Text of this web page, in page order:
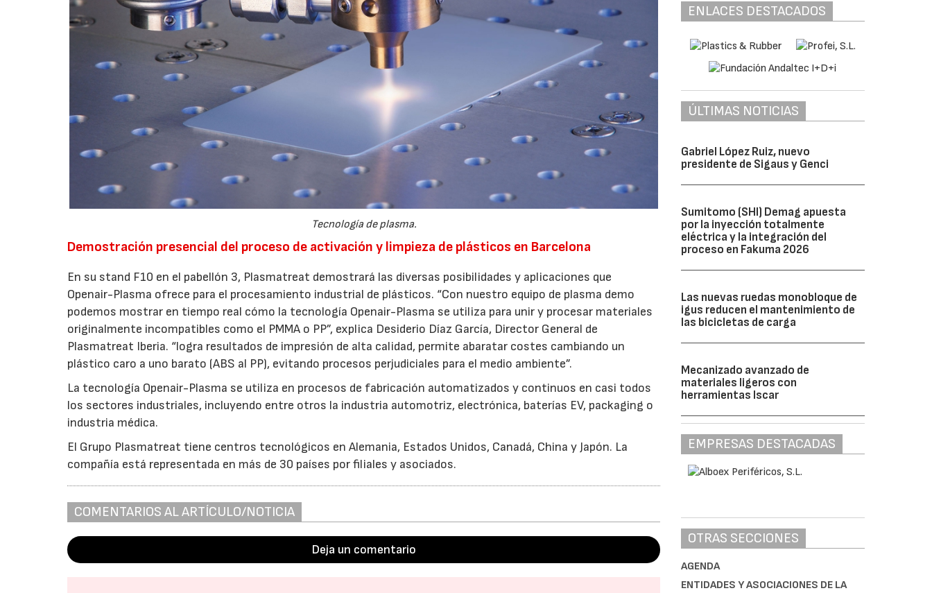
Tecnología de plasma.
Demostración presencial del proceso de activación y limpieza de plásticos en Barcelona
En su stand F10 en el pabellón 3, Plasmatreat demostrará las diversas posibilidades y aplicaciones que
Openair-Plasma ofrece para el procesamiento industrial de plásticos. “Con nuestro equipo de plasma demo
podemos mostrar en tiempo real cómo la tecnología Openair-Plasma se utiliza para unir y procesar materiales
originalmente incompatibles como el PMMA o PP”, explica Desiderio Díaz García, Director General de
Plasmatreat Iberia. “logra resultados de impresión de alta calidad, permite abaratar costes cambiando un
plástico caro a uno barato (ABS al PP), evitando procesos perjudiciales para el medio ambiente”.
La tecnología Openair-Plasma se utiliza en procesos de fabricación automatizados y continuos en casi todos
los sectores industriales, incluyendo entre otros la industria automotriz, electrónica, baterías EV, packaging o
industria médica.
El Grupo Plasmatreat tiene centros tecnológicos en Alemania, Estados Unidos, Canadá, China y Japón. La
compañía está representada en más de 30 países por filiales y asociados.
COMENTARIOS AL ARTÍCULO/NOTICIA
Deja un comentario
ENLACES DESTACADOS
ÚLTIMAS NOTICIAS
Gabriel López Ruiz, nuevo
presidente de Sigaus y Genci
Sumitomo (SHI) Demag apuesta
por la inyección totalmente
eléctrica y la integración del
proceso en Fakuma 2026
Las nuevas ruedas monobloque de
igus reducen el mantenimiento de
las bicicletas de carga
Mecanizado avanzado de
materiales ligeros con
herramientas Iscar
EMPRESAS DESTACADAS
OTRAS SECCIONES
AGENDA
ENTIDADES Y ASOCIACIONES DE LA